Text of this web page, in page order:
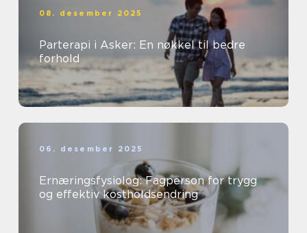
08. desember 2025
Parterapi i Asker: En nøkkel til bedre
forhold
06. desember 2025
Ernæringsfysiolog: Fagperson for trygg
og effektiv kostholdsendring